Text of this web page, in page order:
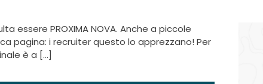
essere PROXIMA NOVA. Anche a piccole
pagina: i recruiter questo lo apprezzano! Per
è a […]